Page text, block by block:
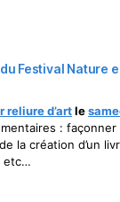
Festival Nature
reliure d’artle
:
la création d’un
etc…